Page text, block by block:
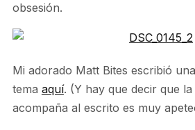
obsesión.
Mi adorado Matt Bites escribió
tema aquí. (Y hay que decir que
acompaña al escrito es muy